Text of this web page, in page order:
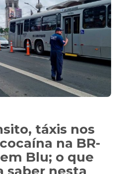
táxis nos
na BR-
Blu; o que